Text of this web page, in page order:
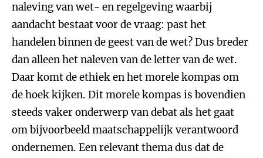
naleving van wet- en regelgeving waarbij
aandacht bestaat voor de vraag: past het
handelen binnen de geest van de wet? Dus breder
dan alleen het naleven van de letter van de wet.
Daar komt de ethiek en het morele kompas om
de hoek kijken. Dit morele kompas is bovendien
steeds vaker onderwerp van debat als het gaat
om bijvoorbeeld maatschappelijk verantwoord
ondernemen. Een relevant thema dus dat de